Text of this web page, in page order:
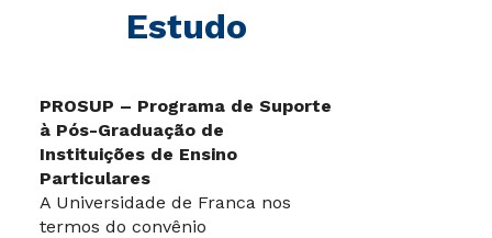
Estudo
PROSUP – Programa de Suporte
à Pós-Graduação de
Instituições de Ensino
Particulares
A Universidade de Franca nos
termos do convênio